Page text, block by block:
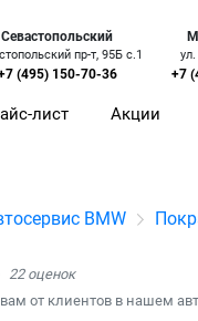
Севастопольский
пр-т, 95Б с.1
(495) 150-70-36 +7
лист Акции
BMW
22оценок
от клиентов в нашем